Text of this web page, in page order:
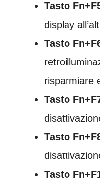
Tasto
display
Tasto
risparmiare
Tasto
Tasto
Tasto